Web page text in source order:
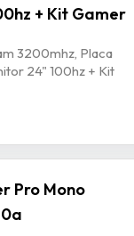
+ Kit Gamer
3200mhz, Placa
24" 100hz + Kit
Pro Mono